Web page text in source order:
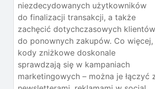
niezdecydowanych użytkowników
do finalizacji transakcji, a także
zachęcić dotychczasowych klientów
do ponownych zakupów. Co więcej,
kody zniżkowe doskonale
sprawdzają się w kampaniach
marketingowych – można je łączyć